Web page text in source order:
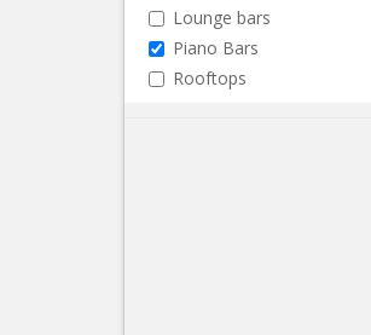
Lounge bars
Piano Bars
Rooftops